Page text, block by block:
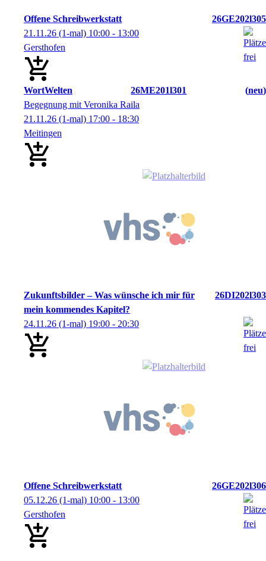
Offene Schreibwerkstatt
26GE202l305
21.11.26 (1-mal) 10:00 - 13:00
Gersthofen
WortWelten 26ME201l301
neu
Begegnung mit Veronika Raila
21.11.26 (1-mal) 17:00 - 18:30
Meitingen
Zukunftsbilder – Was wünsche ich mir für
mein kommendes Kapitel?
26DI202l303
24.11.26 (1-mal) 19:00 - 20:30
Offene Schreibwerkstatt
26GE202l306
05.12.26 (1-mal) 10:00 - 13:00
Gersthofen